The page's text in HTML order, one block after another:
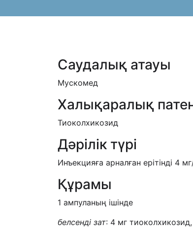
Саудалық атауы
Мускомед
Халықаралық
Тиоколхикозид
Дәрілік түрі
Инъекцияға арналған ерітінді 4
Құрамы
1 ампуланың ішінде
белсенді зат: 4 мг тиоколхикозид,